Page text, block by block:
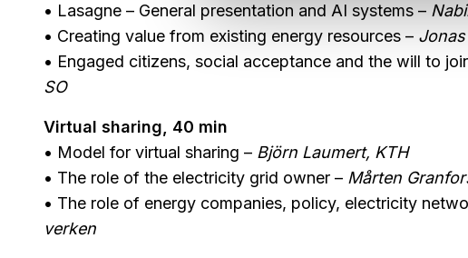
• Lasagne – General presentation and AI systems –
• Creating value from existing energy resources –
• Engaged citizens, social acceptance and the will to
SO
Virtual sharing, 40 min
• Model for virtual sharing – Björn Laumert, KTH
• The role of the electricity grid owner – Mårten
• The role of energy companies, policy, electricity
verken